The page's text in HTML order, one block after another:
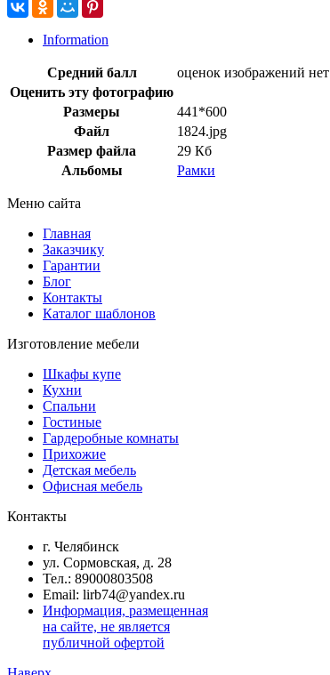
Information
Средний балл
оценок изображений нет
Оценить эту фотографию
Размеры
441*600
Файл
1824.jpg
Размер файла
29 Кб
Альбомы
Рамки
Меню сайта
Главная
Заказчику
Гарантии
Блог
Контакты
Каталог шаблонов
Изготовление мебели
Шкафы купе
Кухни
Спальни
Гостиные
Гардеробные комнаты
Прихожие
Детская мебель
Офисная мебель
Контакты
г. Челябинск
ул. Сормовская, д. 28
Тел.: 89000803508
Email: lirb74@yandex.ru
Информация, размещенная
на сайте, не является
публичной офертой